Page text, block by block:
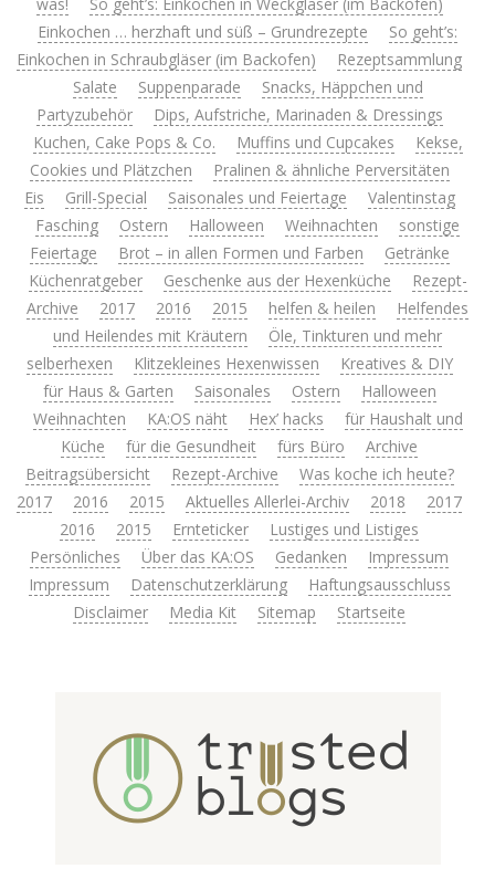
Einkochen … herzhaft und süß – Grundrezepte
So geht’s:
Einkochen in Schraubgläser (im Backofen)
Rezeptsammlung
Salate
Suppenparade
Snacks, Häppchen und
Partyzubehör
Dips, Aufstriche, Marinaden & Dressings
Kuchen, Cake Pops & Co.
Muffins und Cupcakes
Kekse,
Cookies und Plätzchen
Pralinen & ähnliche Perversitäten
Eis
Grill-Special Saisonales und Feiertage
Valentinstag
Fasching
Ostern Halloween Weihnachten
sonstige
Feiertage
Brot – in allen Formen und Farben
Getränke
Küchenratgeber
Geschenke aus der Hexenküche
Rezept-
Archive
2017 2016 2015 helfen & heilen
Helfendes
und Heilendes mit Kräutern
Öle, Tinkturen und mehr
selberhexen
Klitzekleines Hexenwissen
Kreatives & DIY
für Haus & Garten
Saisonales Ostern
Halloween
Weihnachten
KA:OS näht Hex’ hacks
für Haushalt und
Küche
für die Gesundheit fürs Büro
Archive
Beitragsübersicht
Rezept-Archive
Was koche ich heute?
2017
2016 2015 Aktuelles Allerlei-Archiv 2018
2017
2016
2015 Ernteticker
Lustiges und Listiges
Persönliches
Über das KA:OS Gedanken
Impressum
Impressum
Datenschutzerklärung
Haftungsausschluss
Disclaimer
Media Kit Sitemap Startseite